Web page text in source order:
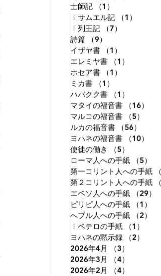
士師記
（1）
Ⅰサムエル記
（1）
Ⅰ列王記
（7）
詩篇
（9）
イザヤ書
（1）
エレミヤ書
（1）
ホセア書
（1）
ミカ書
（1）
ハバクク書
（1）
マタイの福音書
（16）
マルコの福音書
（5）
ルカの福音書
（56）
ヨハネの福音書
（10）
使徒の働き
（5）
ローマ人への手紙
（5）
第一コリント人への手紙
第２コリント人への手紙
エペソ人への手紙
（29）
ピリピ人への手紙
（1）
へブル人への手紙
（2）
Ⅰペテロの手紙
（1）
ヨハネの黙示録
（2）
2026年4月
（3）
2026年3月
（4）
2026年2月
（4）